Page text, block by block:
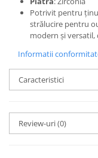
Potrivit pentru
strălucire pentru
modern și versatil,
Informatii
Caracteristici
Review-uri(0)